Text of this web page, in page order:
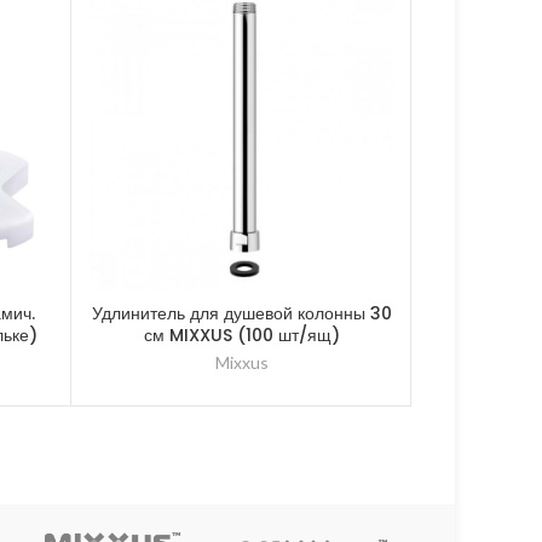
Удлинитель для душевой колонны 30
см MIXXUS (100 шт/ящ)
Mixxus